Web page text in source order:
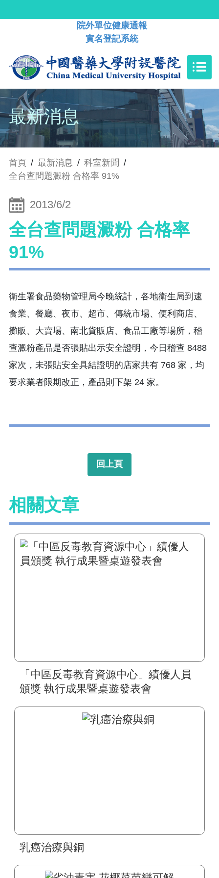
院外單位健康通報
實名登記系統
最新消息
首頁 / 最新消息 / 科室新聞 /
全台查問題澱粉 合格率 91%
2013/6/2
全台查問題澱粉 合格率
91%
衛生署食品藥物管理局今晚統計，各地衛生局到速
食業、餐廳、夜市、超市、傳統市場、便利商店、
攤販、大賣場、南北貨販店、食品工廠等場所，稽
查澱粉產品是否張貼出示安全證明，今日稽查 8488
家次，未張貼安全具結證明的店家共有 768 家，均
要求業者限期改正，產品則下架 24 家。
回上頁
相關文章
「中區反毒教育資源中心」績優人員
頒獎 執行成果暨桌遊發表會
乳癌治療與銅